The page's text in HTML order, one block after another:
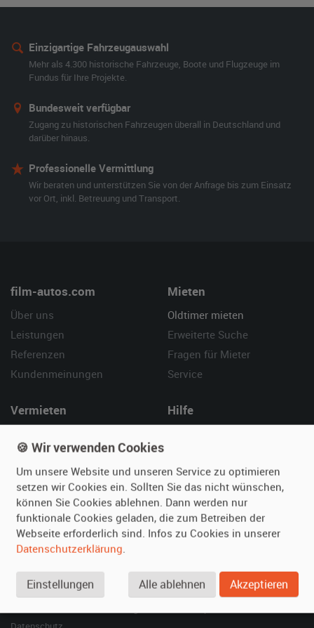
Einzigartige Fahrzeugauswahl
Mehr als 4.300 historische Fahrzeuge, Boote und Flugzeuge im
Fundus für Ihre Projekte.
Bundesweit verfügbar
Zugang zu historischen Fahrzeugen überall in Deutschland und
darüber hinaus.
Professionelle Vermittlung
Wir beraten und unterstützen Sie von der Anfrage bis zum Einsatz
vor Ort, inkl. Betreuung und Transport.
film-autos.com
Über uns
Leistungen
Referenzen
Kundenmeinungen
Mieten
Oldtimer mieten
Erweiterte Suche
Fragen für Mieter
Service
Vermieten
Fotos senden
Fragen für Vermieter
Inserat verwalten
Hilfe
Kontakt
SPECIAL
Berühmte Filmautos –
🍪 Wir verwenden Cookies
Um unsere Website und unseren Service zu optimieren
setzen wir Cookies ein. Sollten Sie das nicht wünschen,
können Sie Cookies ablehnen. Dann werden nur
funktionale Cookies geladen, die zum Betreiben der
Webseite erforderlich sind. Infos zu Cookies in unserer
Datenschutzerklärung.
Einstellungen Alle ablehnen Akzeptieren